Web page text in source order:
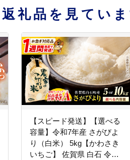
礼品を見ていま
【スピード発送】【選べる
容量】令和7年産 さがびよ
り（白米） 5kg【かわさき
いちご】 佐賀県 白石 令和8